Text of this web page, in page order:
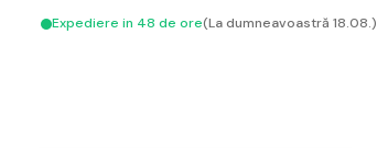
Expediere in 48 de ore(La dumneavoastră 18.08.)